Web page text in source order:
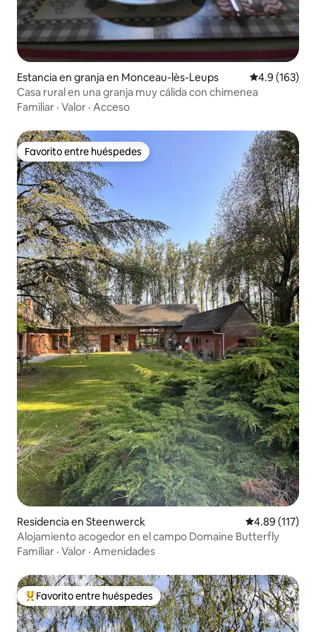
Estancia en granja en Monceau-lès-Leups Calificación
4.9 (163)
Casa rural en una granja muy cálida con chimenea
Familiar · Valor · Acceso
Favorito entre huéspedes
Favorito entre huéspedes
Residencia en Steenwerck Calificación
4.89 (117)
Alojamiento acogedor en el campo Domaine Butterfly
Familiar · Valor · Amenidades
De los mejores en Favorito entre huéspedes
Favorito entre huéspedes